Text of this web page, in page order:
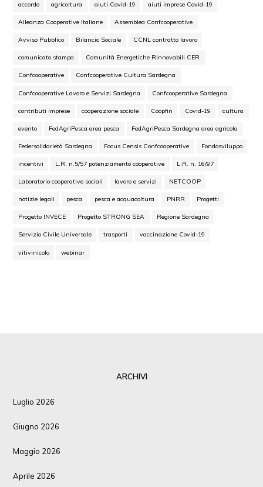
accordo agricoltura aiuti Covid-19 aiuti imprese Covid-19
Alleanza Cooperative Italiane Assemblea Confcooperative
Avviso Pubblico Bilancio Sociale CCNL contratto lavoro
comunicato stampa Comunità Energetiche Rinnovabili CER
Confcooperative Confcooperative Cultura Sardegna
Confcooperative Lavoro e Servizi Sardegna Confcooperative Sardegna
contributi imprese cooperazione sociale Coopfin Covid-19 cultura
evento FedAgriPesca area pesca FedAgriPesca Sardegna area agricola
Federsolidarietà Sardegna Focus Censis Confcooperative Fondosviluppo
incentivi L.R. n.5/57 potenziamento cooperative L.R. n. 16/97
Laboratorio cooperative sociali lavoro e servizi NETCOOP
notizie legali pesca pesca e acquacoltura PNRR Progetti
Progetto INVECE Progetto STRONG SEA Regione Sardegna
Servizio Civile Universale trasporti vaccinazione Covid-19
vitivinicolo webinar
ARCHIVI
Luglio 2026
Giugno 2026
Maggio 2026
Aprile 2026